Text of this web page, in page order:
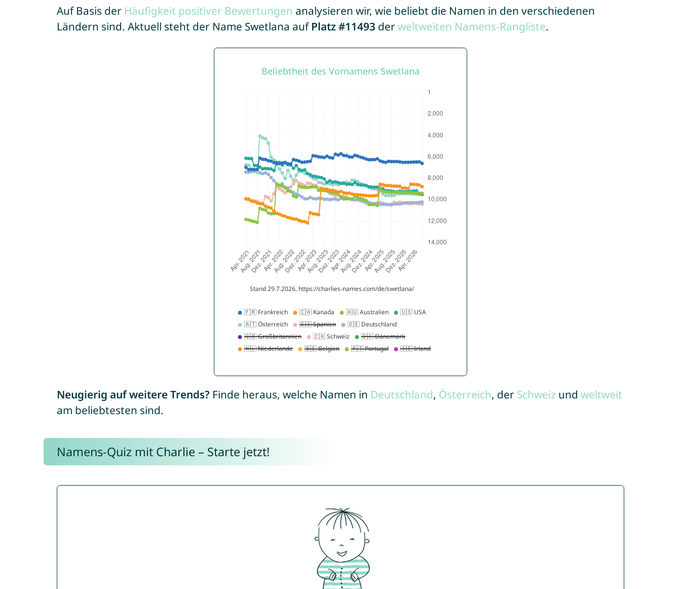
Auf Basis der Häufigkeit positiver Bewertungen analysieren wir, wie beliebt die Namen in den verschiedenen
Ländern sind. Aktuell steht der Name Swetlana auf Platz #11493 derweltweiten Namens-Rangliste.
Neugierig auf weitere Trends? Finde heraus, welche Namen in Deutschland, Österreich, der Schweiz und weltweit
am beliebtesten sind.
Namens-Quiz mit Charlie – Starte jetzt!